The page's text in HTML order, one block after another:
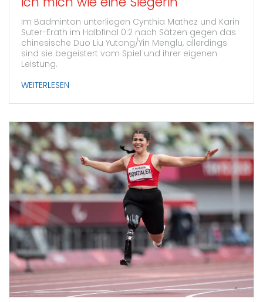
ich mich wie eine Siegerin"
Im Badminton unterliegen Cynthia Mathez und Karin
Suter-Erath im Halbfinal 0:2 nach Sätzen gegen das
chinesische Duo Liu Yutong/Yin Menglu, allerdings
sind sie begeistert vom Spiel und ihrer eigenen
Leistung.
WEITERLESEN